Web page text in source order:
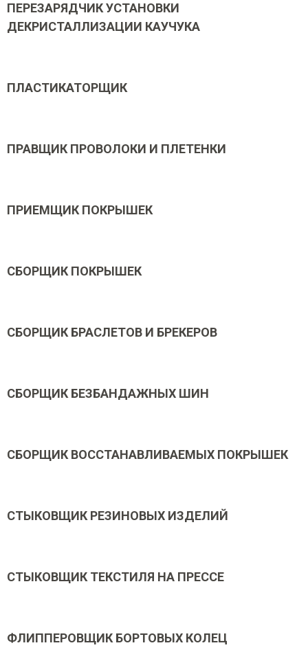
ПЕРЕЗАРЯДЧИК УСТАНОВКИ
ДЕКРИСТАЛЛИЗАЦИИ КАУЧУКА
ПЛАСТИКАТОРЩИК
ПРАВЩИК ПРОВОЛОКИ И ПЛЕТЕНКИ
ПРИЕМЩИК ПОКРЫШЕК
СБОРЩИК ПОКРЫШЕК
СБОРЩИК БРАСЛЕТОВ И БРЕКЕРОВ
СБОРЩИК БЕЗБАНДАЖНЫХ ШИН
СБОРЩИК ВОССТАНАВЛИВАЕМЫХ ПОКРЫШЕК
СТЫКОВЩИК РЕЗИНОВЫХ ИЗДЕЛИЙ
СТЫКОВЩИК ТЕКСТИЛЯ НА ПРЕССЕ
ФЛИППЕРОВЩИК БОРТОВЫХ КОЛЕЦ